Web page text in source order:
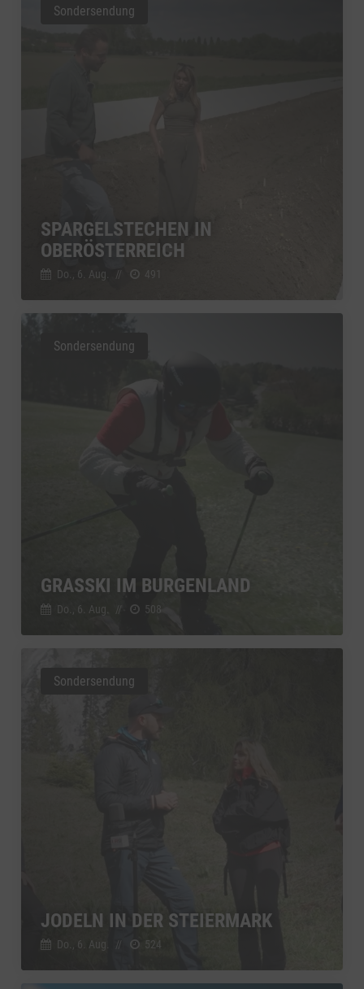
SPARGELSTECHEN IN
OBERÖSTERREICH
Do., 6. Aug. // 491
Sondersendung
GRASSKI IM BURGENLAND
Do., 6. Aug. // 508
Sondersendung
JODELN IN DER STEIERMARK
Do., 6. Aug. // 524
Sondersendung